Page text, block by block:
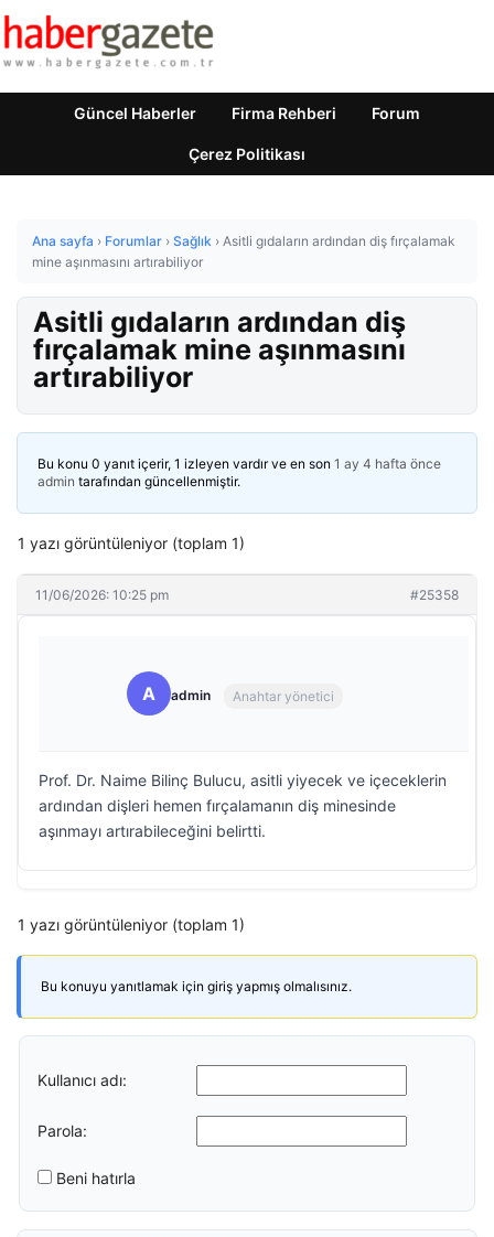
Güncel Haberler Firma Rehberi Forum
Çerez Politikası
Ana sayfa › Forumlar › Sağlık › Asitli gıdaların ardından diş fırçalamak
mine aşınmasını artırabiliyor
Asitli gıdaların ardından diş
fırçalamak mine aşınmasını
artırabiliyor
Bu konu 0 yanıt içerir, 1 izleyen vardır ve en son 1 ay 4 hafta önce
admin tarafından güncellenmiştir.
1 yazı görüntüleniyor (toplam 1)
11/06/2026: 10:25 pm #25358
A admin Anahtar yönetici
Prof. Dr. Naime Bilinç Bulucu, asitli yiyecek ve içeceklerin
ardından dişleri hemen fırçalamanın diş minesinde
aşınmayı artırabileceğini belirtti.
1 yazı görüntüleniyor (toplam 1)
Bu konuyu yanıtlamak için giriş yapmış olmalısınız.
Kullanıcı adı:
Parola:
Beni hatırla